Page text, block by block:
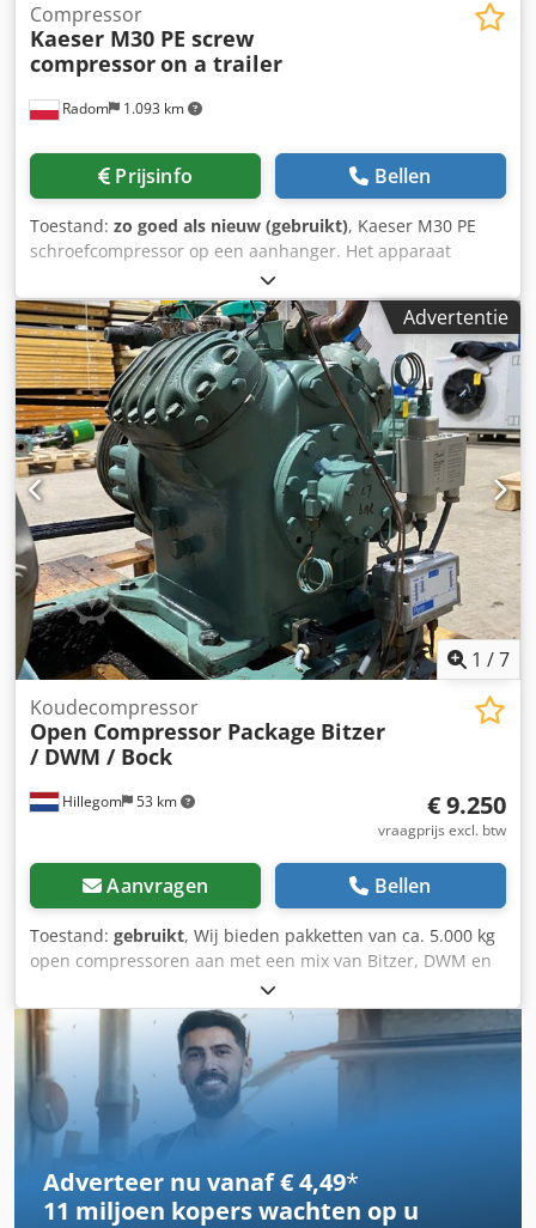
Radom 1.093 km
Compressor
Kaeser M30 PE screw
compressoron a trailer
Prijsinfo Bellen
Toestand: zo goed als nieuw (gebruikt), Kaeser M30 PE
schroefcompressor op een aanhanger. Het apparaat
verkeert in perfecte staat, als nieuw. Het apparaat is
afkomstig uit een magazijn en is nog nooit gebruikt.
Slechts 50 gebruiksuren. Technische specificaties:
Werkdruk: 7 bar Motorvermogen: 18,2 kW Automatische
start Capaciteit: 3 m3/min Gewicht: 595 kg Cedpfx Akozlaa
Ejljha Bouwjaar: 2022/12
Advertentie
1 /7
Hillegom 53 km
Koudecompressor
Open Compressor Package Bitzer
/ DWM / Bock
€ 9.250
vraagprijs excl. btw
Aanvragen Bellen
Toestand: gebruikt, Wij bieden pakketten van ca. 5.000 kg
open compressoren aan met een mix van Bitzer, DWM en
Bock. Dit pakket is samengesteld voor handel, export en
voorraadopbouw en wordt als één complete partij
verkocht. Dit pakket gaat weg voor één vaste pakketprijs.
Geen losse verkoop. Chodpfxoycvkvs Akloa Bij vragen of
voor meer beschikbaarheid neem dan contact met ons op
Adverteer nu vanaf € 4,49*
11 miljoen koperswachten op u